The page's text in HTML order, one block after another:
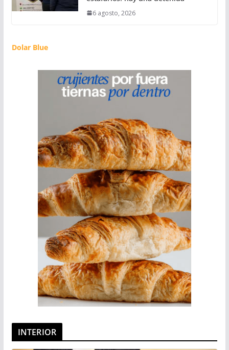
6 agosto, 2026
Dolar Blue
INTERIOR